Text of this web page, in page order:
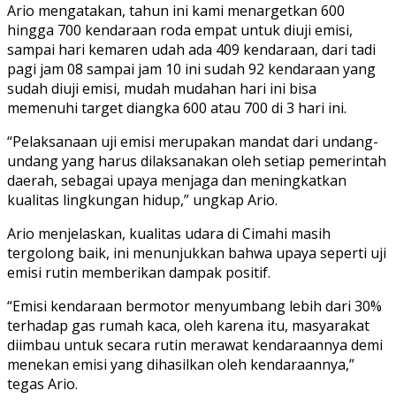
Ario mengatakan, tahun ini kami menargetkan 600
hingga 700 kendaraan roda empat untuk diuji emisi,
sampai hari kemaren udah ada 409 kendaraan, dari tadi
pagi jam 08 sampai jam 10 ini sudah 92 kendaraan yang
sudah diuji emisi, mudah mudahan hari ini bisa
memenuhi target diangka 600 atau 700 di 3 hari ini.
“Pelaksanaan uji emisi merupakan mandat dari undang-
undang yang harus dilaksanakan oleh setiap pemerintah
daerah, sebagai upaya menjaga dan meningkatkan
kualitas lingkungan hidup,” ungkap Ario.
Ario menjelaskan, kualitas udara di Cimahi masih
tergolong baik, ini menunjukkan bahwa upaya seperti uji
emisi rutin memberikan dampak positif.
“Emisi kendaraan bermotor menyumbang lebih dari 30%
terhadap gas rumah kaca, oleh karena itu, masyarakat
diimbau untuk secara rutin merawat kendaraannya demi
menekan emisi yang dihasilkan oleh kendaraannya,”
tegas Ario.